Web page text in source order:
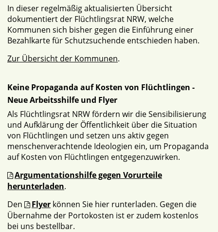
In dieser regelmäßig aktualisierten Übersicht
dokumentiert der Flüchtlingsrat NRW, welche
Kommunen sich bisher gegen die Einführung einer
Bezahlkarte für Schutzsuchende entschieden haben.
Zur Übersicht der Kommunen.
Keine Propaganda auf Kosten von Flüchtlingen -
Neue Arbeitsshilfe und Flyer
Als Flüchtlingsrat NRW fördern wir die Sensibilisierung
und Aufklärung der Öffentlichkeit über die Situation
von Flüchtlingen und setzen uns aktiv gegen
menschenverachtende Ideologien ein, um Propaganda
auf Kosten von Flüchtlingen entgegenzuwirken.
Argumentationshilfe gegen Vorurteile
herunterladen.
Den
Flyer können Sie hier runterladen. Gegen die
Übernahme der Portokosten ist er zudem kostenlos
bei uns bestellbar.